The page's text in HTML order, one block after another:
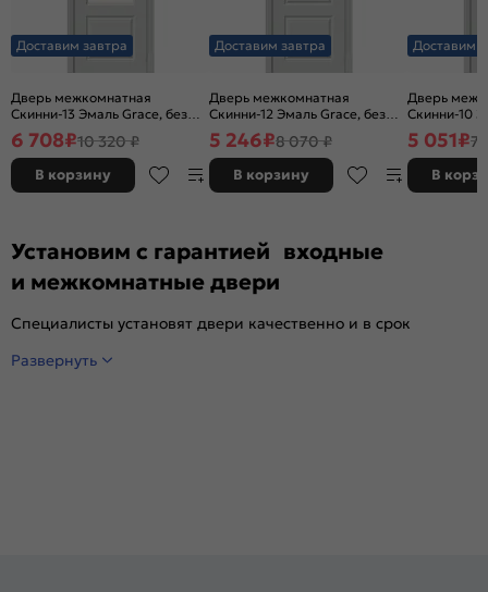
Доставим завтра
Дверь межкомнатная
Скинни-13 Эмаль Grace, без
декора, остекленная, white
сrystal, без кромки, скиновая
6 708₽10 320 ₽
В корзину
Доставим завтра
Дверь межкомнатная
Скинни-12 Эмаль Grace, без
декора, глухая, без стекла,
без кромки, скиновая
5 246₽8 070 ₽
В корзину
Доставим
Дверь
Скинни-10
декора,
без кромки,
5 051₽7
В
Установим с гарантией входные
и межкомнатные двери
Специалисты установят двери качественно и в срок
Развернуть